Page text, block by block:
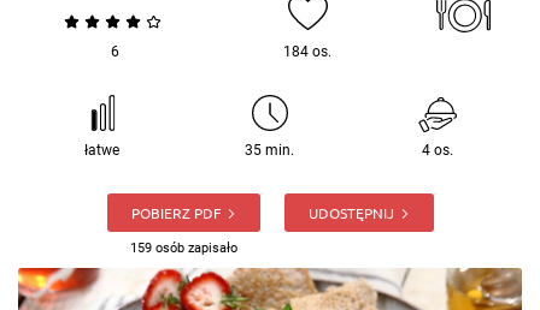
6 184 os.
łatwe 35 min. 4 os.
POBIERZ PDF
159 osób zapisało
UDOSTĘPNIJ